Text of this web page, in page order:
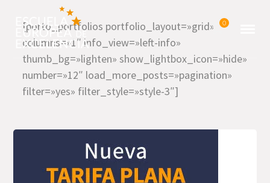
0
[porto_portfolios portfolio_layout=»grid»
columns=»1″ info_view=»left-info»
thumb_bg=»lighten» show_lightbox_icon=»hide»
number=»12″ load_more_posts=»pagination»
filter=»yes» filter_style=»style-3″]